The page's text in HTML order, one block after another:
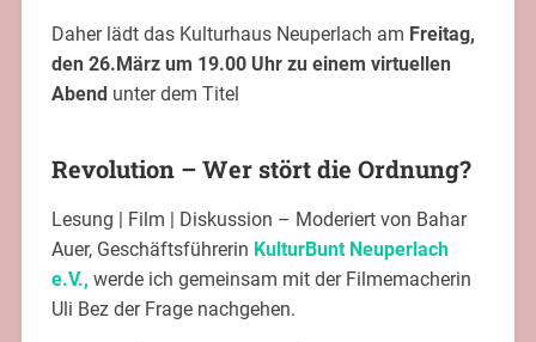
Daher lädt das Kulturhaus Neuperlach am Freitag,
den 26.März um 19.00 Uhr zu einem virtuellen
Abendunter dem Titel
Revolution – Wer stört die Ordnung?
Lesung | Film | Diskussion – Moderiert von Bahar
Auer, Geschäftsführerin KulturBunt Neuperlach
e.V., werde ich gemeinsam mit der Filmemacherin
Uli Bez der Frage nachgehen.